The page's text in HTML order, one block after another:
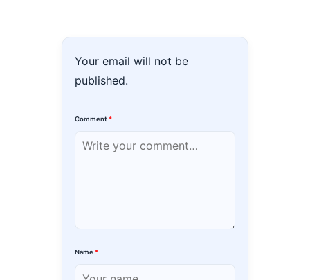
Your email will not be
published.
Comment *
Name *